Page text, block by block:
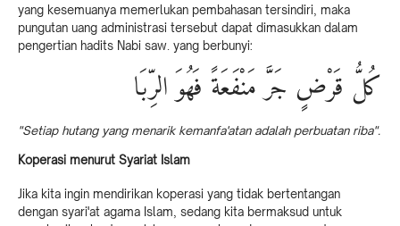
yang kesemuanya memerlukan pembahasan tersindiri, maka
pungutan uang administrasi tersebut dapat dimasukkan dalam
pengertian hadits Nabi saw. yang berbunyi:
كُلُّ قَرْضٍ جَرَّ مَنْفَعَةً فَهُوَ الرِّبَا
"Setiap hutang yang menarik kemanfa'atan adalah perbuatan riba".
Koperasi menurut Syariat Islam
Jika kita ingin mendirikan koperasi yang tidak bertentangan
dengan syari'at agama Islam, sedang kita bermaksud untuk